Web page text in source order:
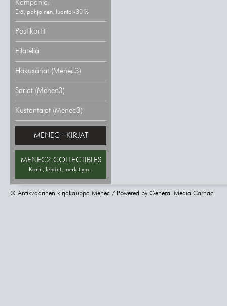
Kampanja:
Erä, pohjoinen, luonto -30 %
Postikortit
Filatelia
Hakusanat (Menec3)
Sarjat (Menec3)
Kustantajat (Menec3)
MENEC - KIRJAT
MENEC2 COLLECTIBLES
Kortit, lehdet, merkit ym...
© Antikvaarinen kirjakauppa Menec / Powered by General Media Carnac